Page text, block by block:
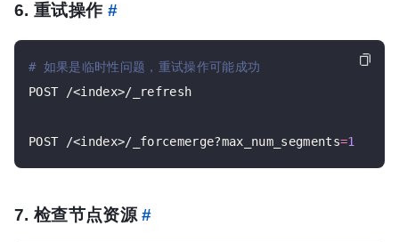
6. 重试操作 #
# 如果是临时性问题，重试操作可能成功
POST /<index>/_refresh
POST /<index>/_forcemerge?max_num_segments=1
7. 检查节点资源#